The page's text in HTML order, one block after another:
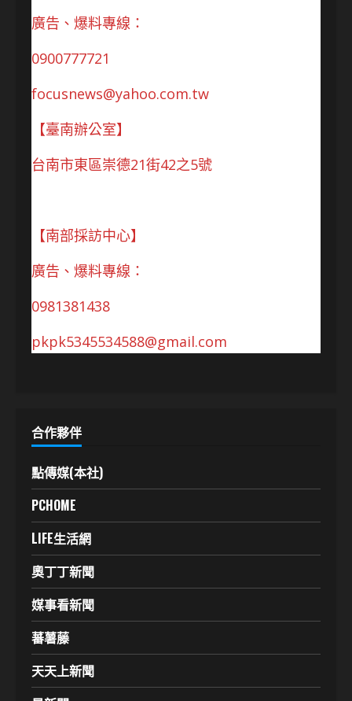
廣告、爆料專線：
0900777721
focusnews@yahoo.com.tw
【臺南辦公室】
台南市東區崇德21街42之5號
【南部採訪中心】
廣告、爆料專線：
0981381438
pkpk5345534588@gmail.com
合作夥伴
點傳媒(本社)
PCHOME
LIFE生活網
奧丁丁新聞
媒事看新聞
蕃薯藤
天天上新聞